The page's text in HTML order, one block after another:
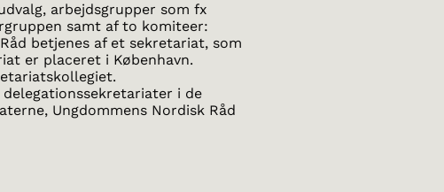
arbejdsgrupper som fx
samt af to komiteer:
betjenes af et sekretariat, som
er placeret i København.
i de
Ungdommens Nordisk Råd